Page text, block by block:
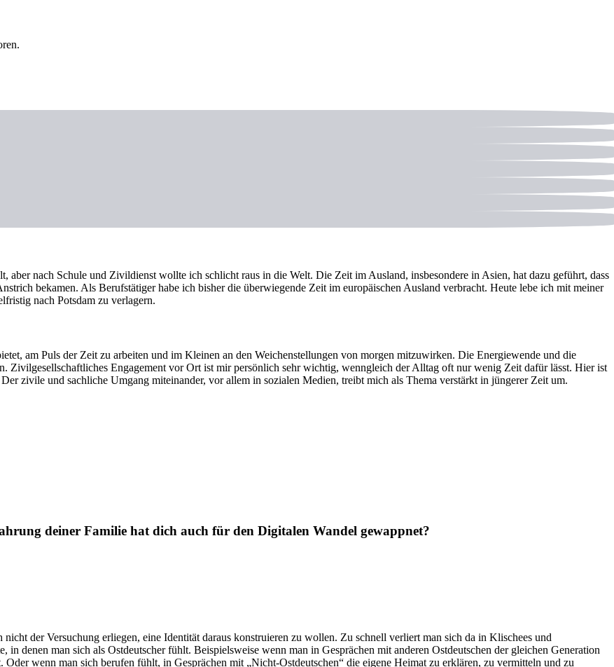
aber nach Schule und Zivildienst wollte ich schlicht raus in die Welt. Die Zeit im Ausland, insbesondere in Asien, hat dazu geführt, dass
bekamen. Als Berufstätiger habe ich bisher die überwiegende Zeit im europäischen Ausland verbracht. Heute lebe ich mit meiner
nach Potsdam zu verlagern.
am Puls der Zeit zu arbeiten und im Kleinen an den Weichenstellungen von morgen mitzuwirken. Die Energiewende und die
Zivilgesellschaftliches Engagement vor Ort ist mir persönlich sehr wichtig, wenngleich der Alltag oft nur wenig Zeit dafür lässt. Hier ist
zivile und sachliche Umgang miteinander, vor allem in sozialen Medien, treibt mich als Thema verstärkt in jüngerer Zeit um.
deiner Familie hat dich auch für den Digitalen Wandel gewappnet?
der Versuchung erliegen, eine Identität daraus konstruieren zu wollen. Zu schnell verliert man sich da in Klischees und
denen man sich als Ostdeutscher fühlt. Beispielsweise wenn man in Gesprächen mit anderen Ostdeutschen der gleichen Generation
wenn man sich berufen fühlt, in Gesprächen mit „Nicht-Ostdeutschen“ die eigene Heimat zu erklären, zu vermitteln und zu